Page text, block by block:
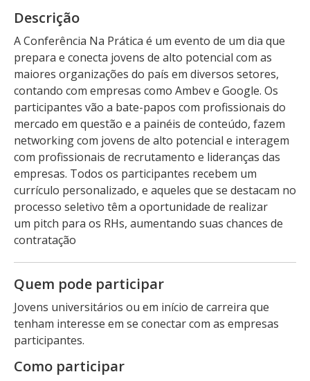
Descrição
A Conferência Na Prática é um evento de um dia que
prepara e conecta jovens de alto potencial com as
maiores organizações do país em diversos setores,
contando com empresas como Ambev e Google. Os
participantes vão a bate-papos com profissionais do
mercado em questão e a painéis de conteúdo, fazem
networking com jovens de alto potencial e interagem
com profissionais de recrutamento e lideranças das
empresas. Todos os participantes recebem um
currículo personalizado, e aqueles que se destacam no
processo seletivo têm a oportunidade de realizar
um pitch para os RHs, aumentando suas chances de
contratação
Quem pode participar
Jovens universitários ou em início de carreira que
tenham interesse em se conectar com as empresas
participantes.
Como participar